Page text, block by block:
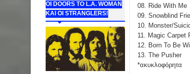
ΟΙ DOORS ΤΟ L.A. WOMAN
KAI OI STRANGLERS!
08. Ride With Me
09. Snowblind
10. Monster/
11. Magic Carpet
12. Born To Be
13. The Pusher
*ακυκλοφόρητα